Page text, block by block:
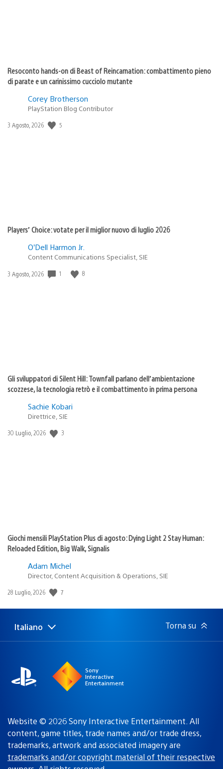
Resoconto hands-on di Beast of Reincarnation: combattimento pieno
di parate e un carinissimo cucciolo mutante
Corey Brotherson
PlayStation Blog Contributor
Data
3 Agosto, 2026 5
Players’ Choice: votate per il miglior nuovo di luglio 2026
O’Dell Harmon Jr.
Content Communications Specialist, SIE
Data
3 Agosto, 2026 1 8
Gli sviluppatori di Silent Hill: Townfall parlano dell’ambientazione
scozzese, la tecnologia retrò e il combattimento in prima persona
Sachie Kobari
Direttrice, SIE
Data
30 Luglio, 2026 3
Giochi mensili PlayStation Plus di agosto: Dying Light 2 Stay Human:
Reloaded Edition, Big Walk, Signalis
Adam Michel
Director, Content Acquisition & Operations, SIE
Data
pubblicazione:
28 Luglio, 2026 7
Seleziona
una
Regione
attuale:
Italiano Torna su
Sony
Interactive
Entertainment
Website © 2026 Sony Interactive Entertainment. All
content, game titles, trade names and/or trade dress,
trademarks, artwork and associated imagery are
trademarks and/or copyright material of their respective